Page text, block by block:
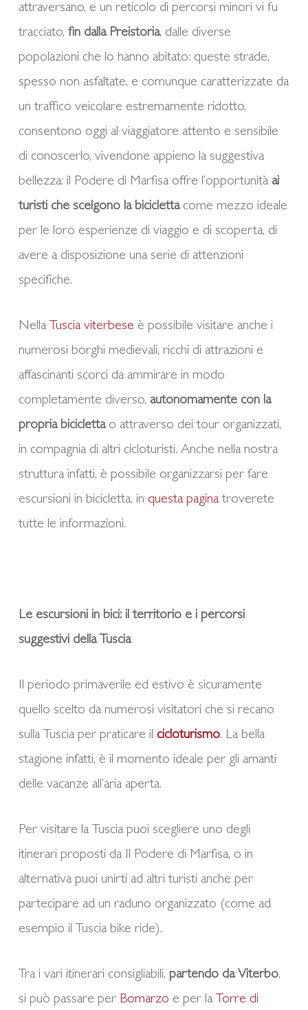
attraversano, e un reticolo di percorsi minori vi fu
tracciato, fin dalla Preistoria, dalle diverse
popolazioni che lo hanno abitato: queste strade,
spesso non asfaltate, e comunque caratterizzate da
un traffico veicolare estremamente ridotto,
consentono oggi al viaggiatore attento e sensibile
di conoscerlo, vivendone appieno la suggestiva
bellezza: il Podere di Marfisa offre l’opportunità ai
turisti che scelgono la biciclettacome mezzo ideale
per le loro esperienze di viaggio e di scoperta, di
avere a disposizione una serie di attenzioni
specifiche.
Nella Tuscia viterbese è possibile visitare anche i
numerosi borghi medievali, ricchi di attrazioni e
affascinanti scorci da ammirare in modo
completamente diverso, autonomamente con la
propria biciclettao attraverso dei tour organizzati,
in compagnia di altri cicloturisti. Anche nella nostra
struttura infatti, è possibile organizzarsi per fare
escursioni in bicicletta, in questa paginatroverete
tutte le informazioni.
Le escursioni in bici: il territorio e i percorsi
suggestivi della Tuscia
Il periodo primaverile ed estivo è sicuramente
quello scelto da numerosi visitatori che si recano
sulla Tuscia per praticare il cicloturismo. La bella
stagione infatti, è il momento ideale per gli amanti
delle vacanze all’aria aperta.
Per visitare la Tuscia puoi scegliere uno degli
itinerari proposti da Il Podere di Marfisa, o in
alternativa puoi unirti ad altri turisti anche per
partecipare ad un raduno organizzato (come ad
esempio il Tuscia bike ride).
Tra i vari itinerari consigliabili, partendo da Viterbo,
si può passare per Bomarzo e per la Torre di